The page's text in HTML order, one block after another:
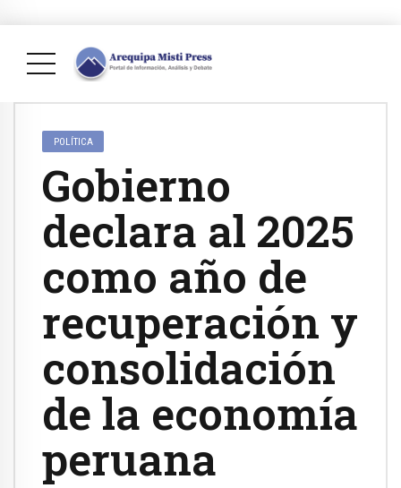
POLÍTICA
Gobierno
declara al 2025
como año de
recuperación y
consolidación
de la economía
peruana